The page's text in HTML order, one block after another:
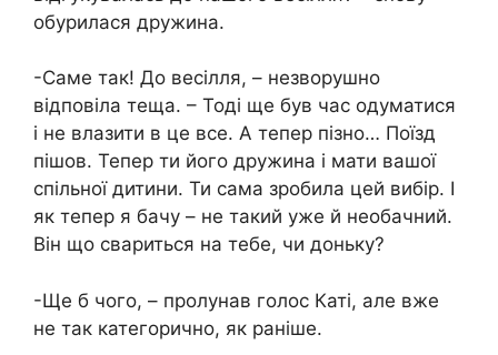
обурилася дружина.
-Саме так! До весілля, – незворушно
відповіла теща. – Тоді ще був час одуматися
і не влазити в це все. А тепер пізно… Поїзд
пішов. Тепер ти його дружина і мати вашої
спільної дитини. Ти сама зробила цей вибір. І
як тепер я бачу – не такий уже й необачний.
Він що свариться на тебе, чи доньку?
-Ще б чого, – пролунав голос Каті, але вже
не так категорично, як раніше.